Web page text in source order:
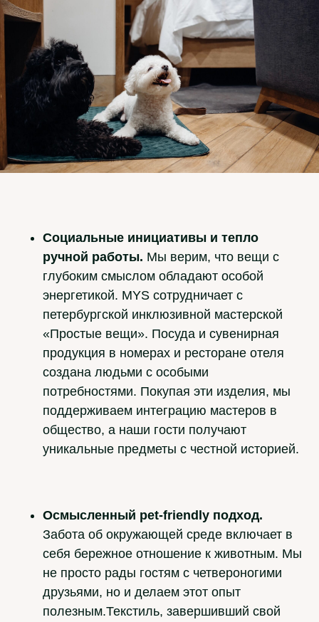
Социальные инициативы и тепло
ручной работы. Мы верим, что вещи с
глубоким смыслом обладают особой
энергетикой. MYS сотрудничает с
петербургской инклюзивной мастерской
«Простые вещи». Посуда и сувенирная
продукция в номерах и ресторане отеля
создана людьми с особыми
потребностями. Покупая эти изделия, мы
поддерживаем интеграцию мастеров в
общество, а наши гости получают
уникальные предметы с честной историей.
Осмысленный pet-friendly подход.
Забота об окружающей среде включает в
себя бережное отношение к животным. Мы
не просто рады гостям с четвероногими
друзьями, но и делаем этот опыт
полезным.Текстиль, завершивший свой